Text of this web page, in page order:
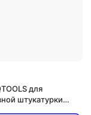
для
штукатурки